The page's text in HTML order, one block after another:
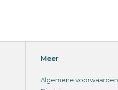
Meer
Algemene voorwaarden